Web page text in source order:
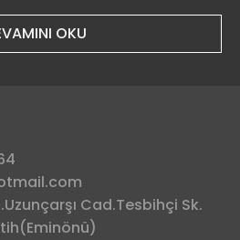
OKU
Cad.Tesbihçi Sk.